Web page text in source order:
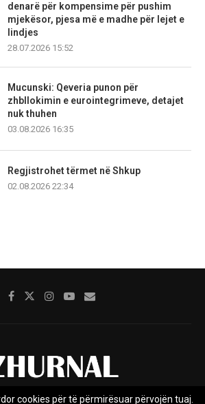
denarë për kompensime për pushim
mjekësor, pjesa më e madhe për lejet e
lindjes
28.07.2026 15:52
Mucunski: Qeveria punon për
zhbllokimin e eurointegrimeve, detajet
nuk thuhen
03.08.2026 16:35
Regjistrohet tërmet në Shkup
02.08.2026 22:34
cookies për të përmirësuar përvojën tuaj.